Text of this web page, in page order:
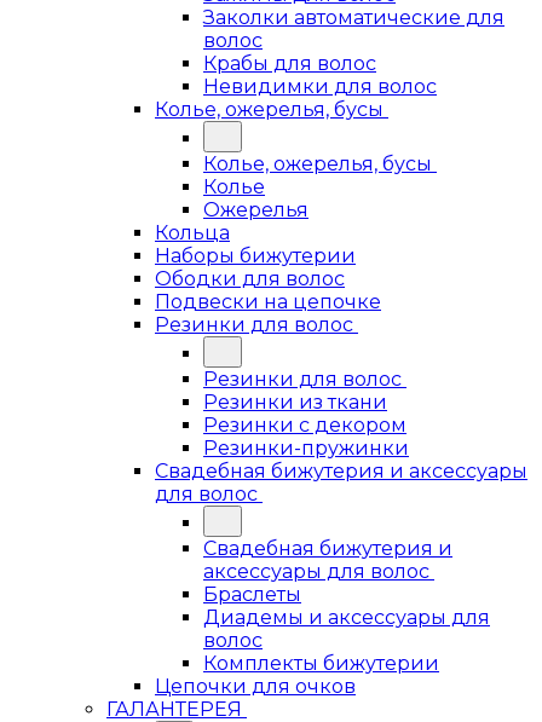
Заколки автоматические для
волос
Крабы для волос
Невидимки для волос
Колье, ожерелья, бусы
Колье, ожерелья, бусы
Колье
Ожерелья
Кольца
Наборы бижутерии
Ободки для волос
Подвески на цепочке
Резинки для волос
Резинки для волос
Резинки из ткани
Резинки с декором
Резинки-пружинки
Свадебная бижутерия и аксессуары
для волос
Свадебная бижутерия и
аксессуары для волос
Браслеты
Диадемы и аксессуары для
волос
Комплекты бижутерии
Цепочки для очков
ГАЛАНТЕРЕЯ